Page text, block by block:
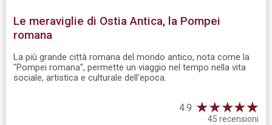
Le meraviglie di Ostia Antica, la Pompei
romana
La più grande città romana del mondo antico, nota come la
"Pompei romana", permette un viaggio nel tempo nella vita
sociale, artistica e culturale dell'epoca.
4.9 ★★★★☆
★
45 recensioni